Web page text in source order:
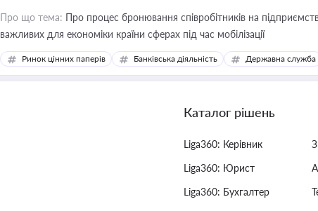
Про що тема: Про процес бронювання співробітників на
важливих для економіки країни сферах під час мобілізації
Ринок цінних паперів Банківська діяльність Державна служба
Каталог рішень
Liga360: Керівник
Liga360: Юрист
Liga360: Бухгалтер